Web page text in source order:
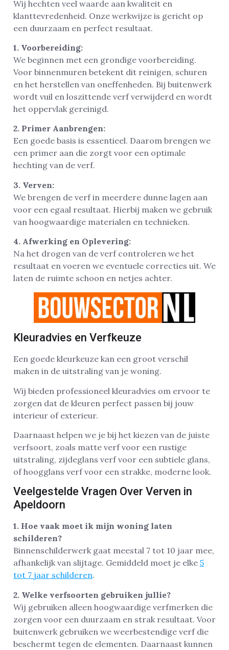
Wij hechten veel waarde aan kwaliteit en
klanttevredenheid. Onze werkwijze is gericht op
een duurzaam en perfect resultaat.
1. Voorbereiding:
We beginnen met een grondige voorbereiding.
Voor binnenmuren betekent dit reinigen, schuren
en het herstellen van oneffenheden. Bij buitenwerk
wordt vuil en loszittende verf verwijderd en wordt
het oppervlak gereinigd.
2. Primer Aanbrengen:
Een goede basis is essentieel. Daarom brengen we
een primer aan die zorgt voor een optimale
hechting van de verf.
3. Verven:
We brengen de verf in meerdere dunne lagen aan
voor een egaal resultaat. Hierbij maken we gebruik
van hoogwaardige materialen en technieken.
4. Afwerking en Oplevering:
Na het drogen van de verf controleren we het
resultaat en voeren we eventuele correcties uit. We
laten de ruimte schoon en netjes achter.
Kleuradvies en Verfkeuze
Een goede kleurkeuze kan een groot verschil
maken in de uitstraling van je woning.
Wij bieden professioneel kleuradvies om ervoor te
zorgen dat de kleuren perfect passen bij jouw
interieur of exterieur.
Daarnaast helpen we je bij het kiezen van de juiste
verfsoort, zoals matte verf voor een rustige
uitstraling, zijdeglans verf voor een subtiele glans,
of hoogglans verf voor een strakke, moderne look.
Veelgestelde Vragen Over Verven in
Apeldoorn
1. Hoe vaak moet ik mijn woning laten
schilderen?
Binnenschilderwerk gaat meestal 7 tot 10 jaar mee,
afhankelijk van slijtage. Gemiddeld moet je elke 5
tot 7 jaar schilderen.
2. Welke verfsoorten gebruiken jullie?
Wij gebruiken alleen hoogwaardige verfmerken die
zorgen voor een duurzaam en strak resultaat. Voor
buitenwerk gebruiken we weerbestendige verf die
beschermt tegen de elementen. Daarnaast kunnen